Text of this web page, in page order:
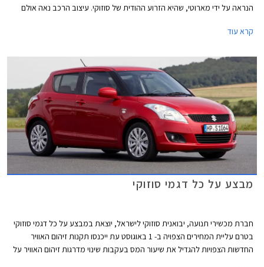
הנראה על ידי מארוטי, שהיא הזרוע ההודית של סוזוקי. עיצוב הרכב נאה אולם
קרא עוד
מבצע על כל דגמי סוזוקי
חברת מכשירי תנועה, יבואנית סוזוקי לישראל, יוצאת במבצע על כל דגמי סוזוקי
בטרם עליית המחירים הצפויה ב- 1 באוגוסט עת ייכנסו תקנות זיהום האוויר
החדשות הצפויות להגדיל את שיעור המס בעקבות שינוי מדרגות זיהום האוויר על